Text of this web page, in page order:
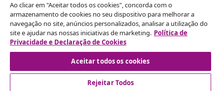
Rescindir o contrato
Envie um pedido de rescisão da sua encomenda.
Rescindir o contrato
Ao clicar em "Aceitar todos os cookies", concorda com o
armazenamento de cookies no seu dispositivo para melhorar a
navegação no site, anúncios personalizados, analisar a utilização do
site e ajudar nas nossas iniciativas de marketing. Política de
Privacidade e Declaração de Cookies
Aceitar todos os cookies
Rejeitar Todos